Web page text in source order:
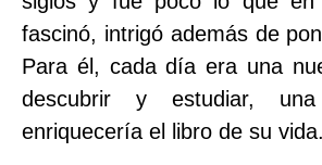
fascinó, intrigó además de
Para él, cada día era una
descubrir y estudiar,
enriquecería el libro de su vida.